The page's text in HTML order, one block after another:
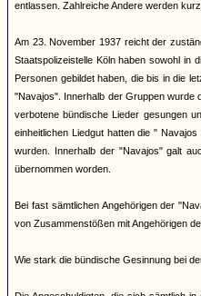
entlassen. Zahlreiche Andere werden
Am 23. November 1937 reicht der
Staatspolizeistelle Köln haben sowohl in
Personen gebildet haben, die bis in die
"Navajos". Innerhalb der Gruppen wurde
verbotene bündische Lieder gesungen
einheitlichen Liedgut hatten die "
wurden. Innerhalb der "Navajos" galt
übernommen worden.
Bei fast sämtlichen Angehörigen der
von Zusammenstößen mit Angehörigen
Wie stark die bündische Gesinnung bei